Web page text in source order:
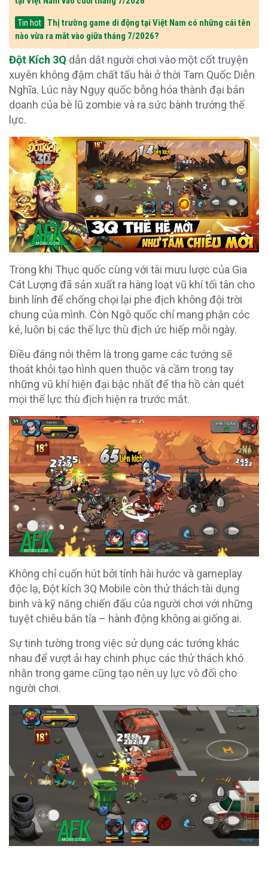
Tin hot
Thị trường game di động tại Việt Nam có những cái tên
nào vừa ra mắt vào giữa tháng 7/2026?
Đột Kích 3Q dẫn dắt người chơi vào một cốt truyện
xuyên không đậm chất tấu hài ở thời Tam Quốc Diễn
Nghĩa. Lúc này Ngụy quốc bỗng hóa thành đại bản
doanh của bè lũ zombie và ra sức bành trướng thế
lực.
Trong khi Thục quốc cùng với tài mưu lược của Gia
Cát Lượng đã sản xuất ra hàng loạt vũ khí tối tân cho
binh lính để chống chọi lại phe địch không đội trời
chung của mình. Còn Ngô quốc chỉ mang phận cóc
ké, luôn bị các thế lực thù địch ức hiếp mỗi ngày.
Điều đáng nói thêm là trong game các tướng sẽ
thoát khỏi tạo hình quen thuộc và cầm trong tay
những vũ khí hiện đại bậc nhất để tha hồ càn quét
mọi thế lực thù địch hiện ra trước mắt.
Không chỉ cuốn hút bởi tính hài hước và gameplay
độc lạ, Đột kích 3Q Mobile còn thử thách tài dụng
binh và kỹ năng chiến đấu của người chơi với những
tuyệt chiêu bắn tỉa – hành động không ai giống ai.
Sự tinh tường trong việc sử dụng các tướng khác
nhau để vượt ải hay chinh phục các thử thách khó
nhằn trong game cũng tạo nên uy lực vô đối cho
người chơi.